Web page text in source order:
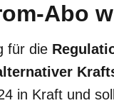
Abo
für die
in Kraft und